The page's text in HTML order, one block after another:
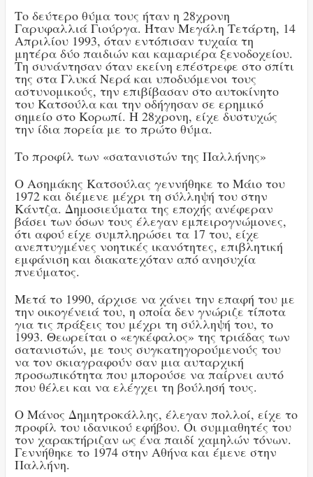
Το δεύτερο θύμα τους ήταν η 28χρονη
Γαρυφαλλιά Γιούργα. Ήταν Μεγάλη Τετάρτη, 14
Απριλίου 1993, όταν εντόπισαν τυχαία τη
μητέρα δύο παιδιών και καμαριέρα ξενοδοχείου.
Τη συνάντησαν όταν εκείνη επέστρεφε στο σπίτι
της στα Γλυκά Νερά και υποδυόμενοι τους
αστυνομικούς, την επιβίβασαν στο αυτοκίνητο
του Κατσούλα και την οδήγησαν σε ερημικό
σημείο στο Κορωπί. Η 28χρονη, είχε δυστυχώς
την ίδια πορεία με το πρώτο θύμα.
Το προφίλ των «σατανιστών της Παλλήνης»
Ο Ασημάκης Κατσούλας γεννήθηκε το Μάιο του
1972 και διέμενε μέχρι τη σύλληψή του στην
Κάντζα. Δημοσιεύματα της εποχής ανέφεραν
βάσει των όσων τους έλεγαν εμπειρογνώμονες,
ότι αφού είχε συμπληρώσει τα 17 του, είχε
ανεπτυγμένες νοητικές ικανότητες, επιβλητική
εμφάνιση και διακατεχόταν από ανησυχία
πνεύματος.
Μετά το 1990, άρχισε να χάνει την επαφή του με
την οικογένειά του, η οποία δεν γνώριζε τίποτα
για τις πράξεις του μέχρι τη σύλληψή του, το
1993. Θεωρείται ο «εγκέφαλος» της τριάδας των
σατανιστών, με τους συγκατηγορούμενούς του
να τον σκιαγραφούν σαν μια αυταρχική
προσωπικότητα που μπορούσε να παίρνει αυτό
που θέλει και να ελέγχει τη βούλησή τους.
Ο Μάνος Δημητροκάλλης, έλεγαν πολλοί, είχε το
προφίλ του ιδανικού εφήβου. Οι συμμαθητές του
τον χαρακτήριζαν ως ένα παιδί χαμηλών τόνων.
Γεννήθηκε το 1974 στην Αθήνα και έμενε στην
Παλλήνη.